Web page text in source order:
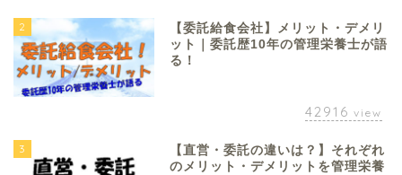
2
【委託給食会社】メリット・デメリ
ット｜委託歴10年の管理栄養士が語
る！
42916 view
3
【直営・委託の違いは？】それぞれ
のメリット・デメリットを管理栄養